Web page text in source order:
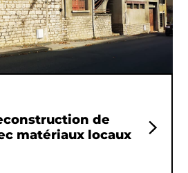
de
matériaux locaux